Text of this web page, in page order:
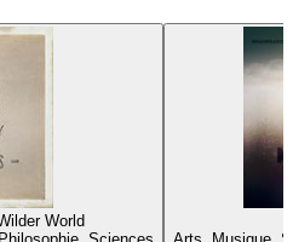
World